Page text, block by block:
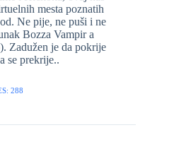
mesta poznatih
Ne pije, ne puši i ne
Bozza Vampir a
Zadužen je da pokrije
se prekrije..
288